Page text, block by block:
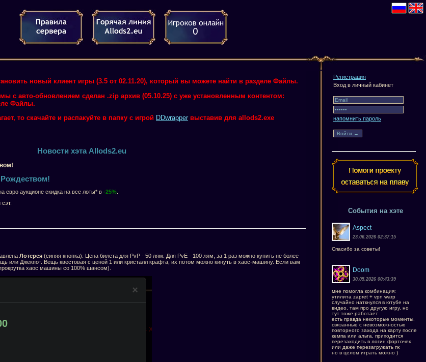
новый клиент игры (3.5 от 02.11.20), который вы можете найти в разделе Файлы.
с авто-обновлением сделан .zip архив (05.10.25) с уже установленным контентом:
Файлы.
то скачайте и распакуйте в папку с игрой DDwrapper выставив для allods2.exe
Новости хэта Allods2.eu
евро аукционе скидка на все лоты* в -25%
Лотерея (синяя кнопка). Цена билета для PvP - 50 лям. Для PvE - 100 лям, за 1 раз можно купить не более
или Джекпот. Вещь квестовая с ценой 1 или кристалл крафта, их потом можно кинуть в хаос-машину. Если вам
хаос машины со 100% шансом).
Регистрация
Вход в личный кабинет
напомнить пароль
События на хэте
Aspect
23.06.2026 02:37:15
Спасибо за советы!
Doom
30.05.2026 00:43:39
мне помогла комбинация:
утилита zapret + vpn warp
случайно наткнулся в ютубе на
видео, там про другую игру, но
тут тоже работает
есть правда некоторые моменты,
связанные с невозможностью
повторного захода на карту после
кемпа или альта, приходится
перезаходить в логин форточек
или даже перезагружать пк
но в целом играть можно )